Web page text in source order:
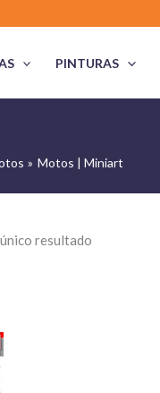
PINTURAS
Motos | Miniart
resultado